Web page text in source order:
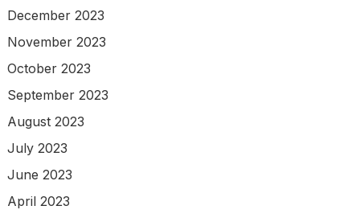
December 2023
November 2023
October 2023
September 2023
August 2023
July 2023
June 2023
April 2023